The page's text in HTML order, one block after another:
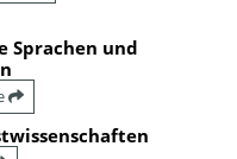
Sprachen und